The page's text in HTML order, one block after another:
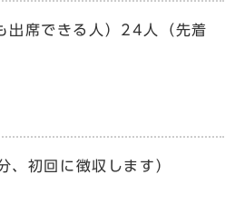
席できる人）24人（先着
初回に徴収します）